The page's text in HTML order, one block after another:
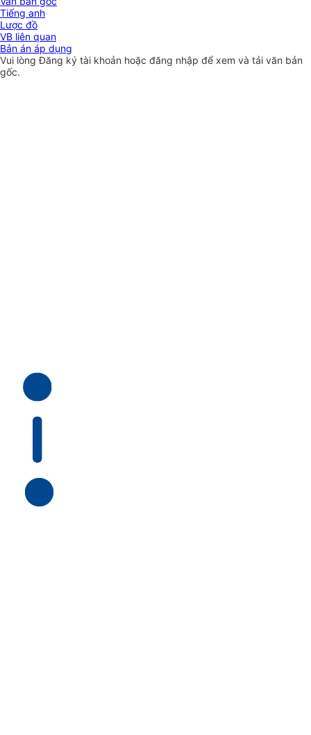
Tiếng anh
Lược đồ
VB liên quan
Bản án áp dụng
Vui lòngĐăng ký tài khoản hoặc đăng nhập để xem và tải văn bản
gốc.